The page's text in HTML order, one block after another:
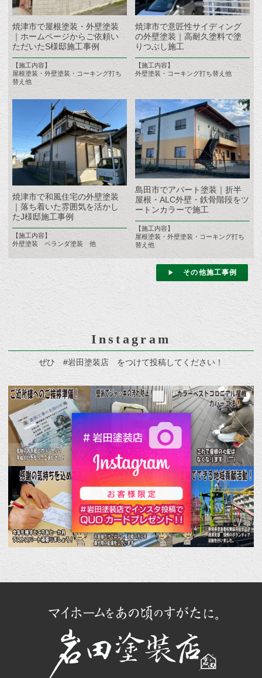
焼津市で屋根塗装・外壁塗装
｜ホームページからご依頼い
ただいたS様邸施工事例
【施工内容】
屋根塗装・外壁塗装・コーキング打ち
替え他
焼津市で意匠性サイディング
の外壁塗装｜高耐久塗料で塗
りつぶし施工
【施工内容】
外壁塗装・コーキング打ち替え他
焼津市で和風住宅の外壁塗装
｜落ち着いた雰囲気を活かし
たJ様邸施工事例
【施工内容】
外壁塗装 ベランダ塗装 他
島田市でアパート塗装｜折半
屋根・ALC外壁・鉄骨階段をツ
ートンカラーで施工
【施工内容】
屋根塗装・外壁塗装・コーキング打ち
替え他
その他施工事例
Instagram
ぜひ #岩田塗装店 をつけて投稿してください！